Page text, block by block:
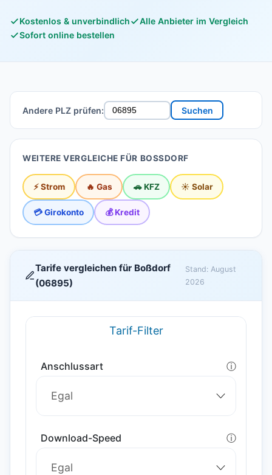
Kostenlos & unverbindlich
Alle Anbieter im Vergleich
Sofort online bestellen
Andere PLZ prüfen: Suchen
WEITERE VERGLEICHE FÜR BOSSDORF
⚡ Strom 🔥 Gas 🚗 KFZ ☀️ Solar
💳 Girokonto 💰 Kredit
Tarife vergleichen für Boßdorf
(06895)
Stand: August
2026